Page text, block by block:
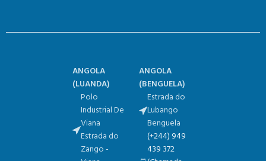
ANGOLA
(LUANDA)
Polo
Industrial De
Viana
Estrada do
Zango -
ANGOLA
(BENGUELA)
Estrada do
Lubango
Benguela
(+244) 949
439 372